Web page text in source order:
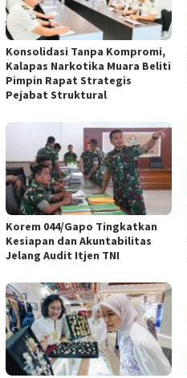
Konsolidasi Tanpa Kompromi,
Kalapas Narkotika Muara Beliti
Pimpin Rapat Strategis
Pejabat Struktural
Korem 044/Gapo Tingkatkan
Kesiapan dan Akuntabilitas
Jelang Audit Itjen TNI